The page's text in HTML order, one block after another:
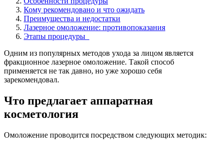
Кому рекомендовано и что ожидать
Преимущества и недостатки
Лазерное омоложение: противопоказания
Этапы процедуры
Одним из популярных методов ухода за лицом является
фракционное лазерное омоложение. Такой способ
применяется не так давно, но уже хорошо себя
зарекомендовал.
Что предлагает аппаратная
косметология
Омоложение проводится посредством следующих методик: